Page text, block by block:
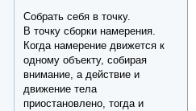
Собрать себя в точку.
В точку сборки намерения.
Когда намерение движется к
одному объекту, собирая
внимание, а действие и
движение тела
приостановлено, тогда и